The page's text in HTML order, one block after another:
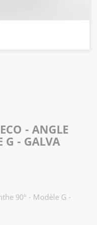
- ANGLE
G - GALVA
90° - Modèle G -